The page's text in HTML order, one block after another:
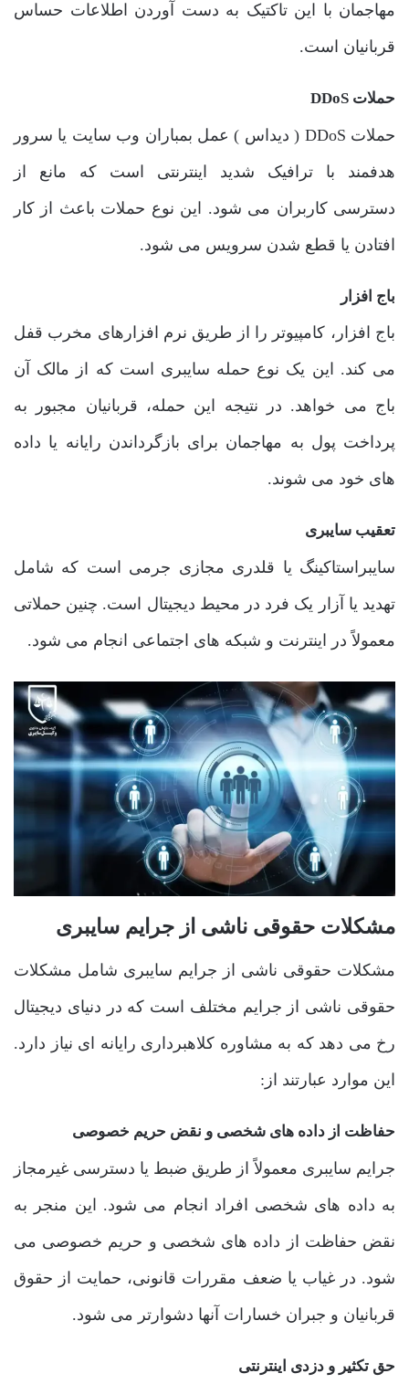
مهاجمان با این تاکتیک به دست آوردن اطلاعات حساس
قربانیان است.
حملات DDoS
حملات DDoS ( دیداس ) عمل بمباران وب سایت یا سرور
هدفمند با ترافیک شدید اینترنتی است که مانع از
دسترسی کاربران می شود. این نوع حملات باعث از کار
افتادن یا قطع شدن سرویس می شود.
باج افزار
باج افزار، کامپیوتر را از طریق نرم افزارهای مخرب قفل
می کند. این یک نوع حمله سایبری است که از مالک آن
باج می خواهد. در نتیجه این حمله، قربانیان مجبور به
پرداخت پول به مهاجمان برای بازگرداندن رایانه یا داده
های خود می شوند.
تعقیب سایبری
سایبراستاکینگ یا قلدری مجازی جرمی است که شامل
تهدید یا آزار یک فرد در محیط دیجیتال است. چنین حملاتی
معمولاً در اینترنت و شبکه های اجتماعی انجام می شود.
مشکلات حقوقی ناشی از جرایم سایبری
مشکلات حقوقی ناشی از جرایم سایبری شامل مشکلات
حقوقی ناشی از جرایم مختلف است که در دنیای دیجیتال
رخ می دهد که به مشاوره کلاهبرداری رایانه ای نیاز دارد.
این موارد عبارتند از:
حفاظت از داده های شخصی و نقض حریم خصوصی
جرایم سایبری معمولاً از طریق ضبط یا دسترسی غیرمجاز
به داده های شخصی افراد انجام می شود. این منجر به
نقض حفاظت از داده های شخصی و حریم خصوصی می
شود. در غیاب یا ضعف مقررات قانونی، حمایت از حقوق
قربانیان و جبران خسارات آنها دشوارتر می شود.
حق تکثیر و دزدی اینترنتی